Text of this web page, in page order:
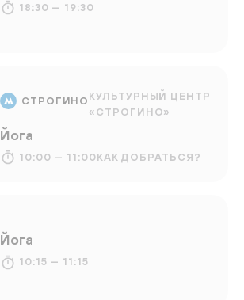
18:30 — 19:30
СТРОГИНО КУЛЬТУРНЫЙ ЦЕНТР
«СТРОГИНО»
Йога
10:00 — 11:00КАК ДОБРАТЬСЯ?
Йога
10:15 — 11:15